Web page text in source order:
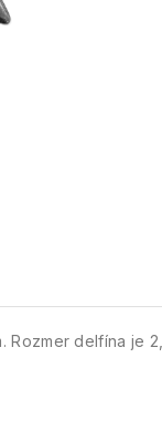
Rozmer delfína je